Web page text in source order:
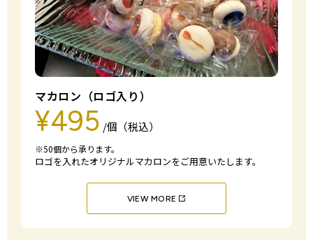
マカロン（ロゴ入り）
¥495 /個（税込）
※50個から承ります。
ロゴを入れたオリジナルマカロンをご用意いたします。
VIEW MORE